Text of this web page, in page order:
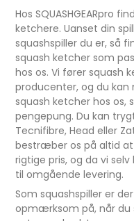
Hos SQUASHGEARpro
ketchere. Uanset din
squashspiller du er, så
squash ketcher som
hos os. Vi fører squash
producenter, og du
squash ketcher hos os,
pengepung. Du kan
Tecnifibre, Head eller
bestræber os på altid
rigtige pris, og da vi
til omgående levering.
Som squashspiller er
opmærksom på, når du